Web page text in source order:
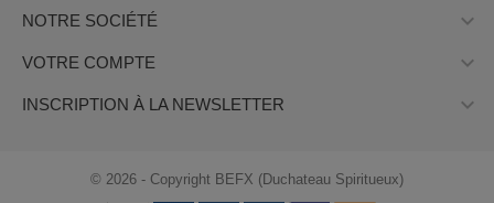
NOTRE SOCIÉTÉ 
VOTRE COMPTE 
INSCRIPTION À LA NEWSLETTER 
© 2026 - Copyright BEFX (Duchateau Spiritueux)